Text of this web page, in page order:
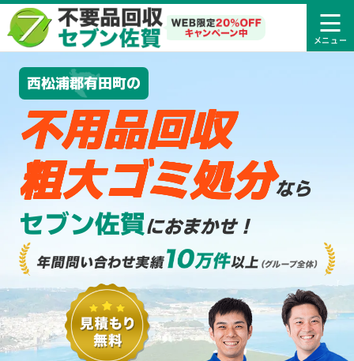
西松浦郡有田町の
不用品回収
粗大ゴミ処分なら
セブン佐賀におまかせ！